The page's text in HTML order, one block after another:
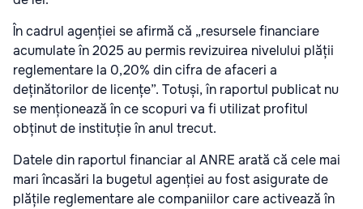
În cadrul agenției se afirmă că „resursele financiare
acumulate în 2025 au permis revizuirea nivelului plății
reglementare la 0,20% din cifra de afaceri a
deținătorilor de licențe”. Totuși, în raportul publicat nu
se menționează în ce scopuri va fi utilizat profitul
obținut de instituție în anul trecut.
Datele din raportul financiar al ANRE arată că cele mai
mari încasări la bugetul agenției au fost asigurate de
plățile reglementare ale companiilor care activează în